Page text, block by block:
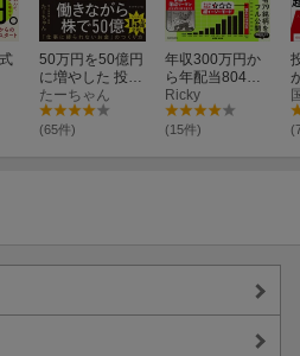
貯めた株式投資』
富豪シゲルさんの教え』
バイブル】』
投資家の父から娘への教え』
4億円』
』
実践バイブル】』
50万円を50億円
に増やした 投資
家の父から娘へ
の教え
たーちゃん
(65件)
年収300万円か
ら年配当804万
円をもらう
「激・増配株」
投資入門
Ricky
(15件)